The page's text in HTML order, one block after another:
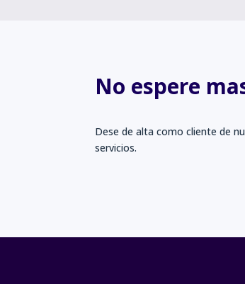
No espere
Dese de alta como cliente de
servicios.